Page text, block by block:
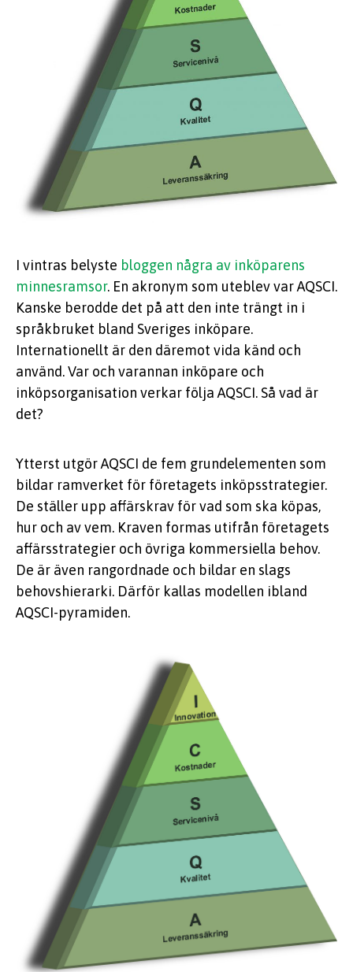
I vintras belyste bloggen några av inköparens
minnesramsor. En akronym som uteblev var AQSCI.
Kanske berodde det på att den inte trängt in i
språkbruket bland Sveriges inköpare.
Internationellt är den däremot vida känd och
använd. Var och varannan inköpare och
inköpsorganisation verkar följa AQSCI. Så vad är
det?
Ytterst utgör AQSCI de fem grundelementen som
bildar ramverket för företagets inköpsstrategier.
De ställer upp affärskrav för vad som ska köpas,
hur och av vem. Kraven formas utifrån företagets
affärsstrategier och övriga kommersiella behov.
De är även rangordnade och bildar en slags
behovshierarki. Därför kallas modellen ibland
AQSCI-pyramiden.